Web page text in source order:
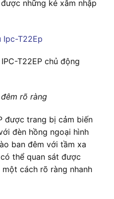
những kẻ xâm nhập
T22EP chủ động
rõ ràng
được trang bị cảm biến
đèn hồng ngoại hình
ban đêm với tầm xa
thể quan sát được
cách rõ ràng nhanh